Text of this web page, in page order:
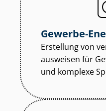
Gewerbe-
Erstellung von
aus­wei­sen für
und komplexe